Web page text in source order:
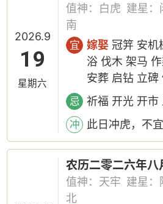
2026.9
19
星期六
值神：白虎 建星：
南
宜 嫁娶 冠笄 安机
浴 伐木 架马
安葬 启钻 立碑
忌 祈福 开光 开市
冲 此日冲虎，不
农历二零二六年八
值神：天牢 建星：
北